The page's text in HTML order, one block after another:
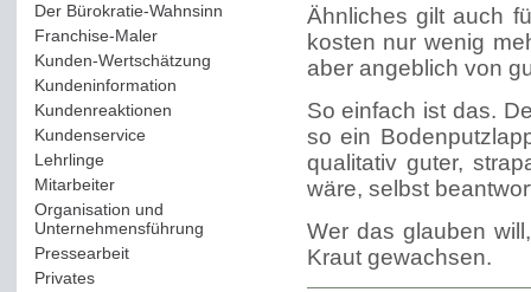
Der Bürokratie-Wahnsinn
Franchise-Maler(42)
Kunden-Wertschätzung
Kundeninformation
Kundenreaktionen
Kundenservice(178)
Lehrlinge(54)
Mitarbeiter(163)
Organisation und
Unternehmensführung
Pressearbeit(12)
Privates(193)
Ähnliches gilt auch
kosten nur wenig
aber angeblich von
So einfach ist das.
so ein
qualitativ guter,
wäre, selbst
Wer das glauben
Kraut gewachsen.